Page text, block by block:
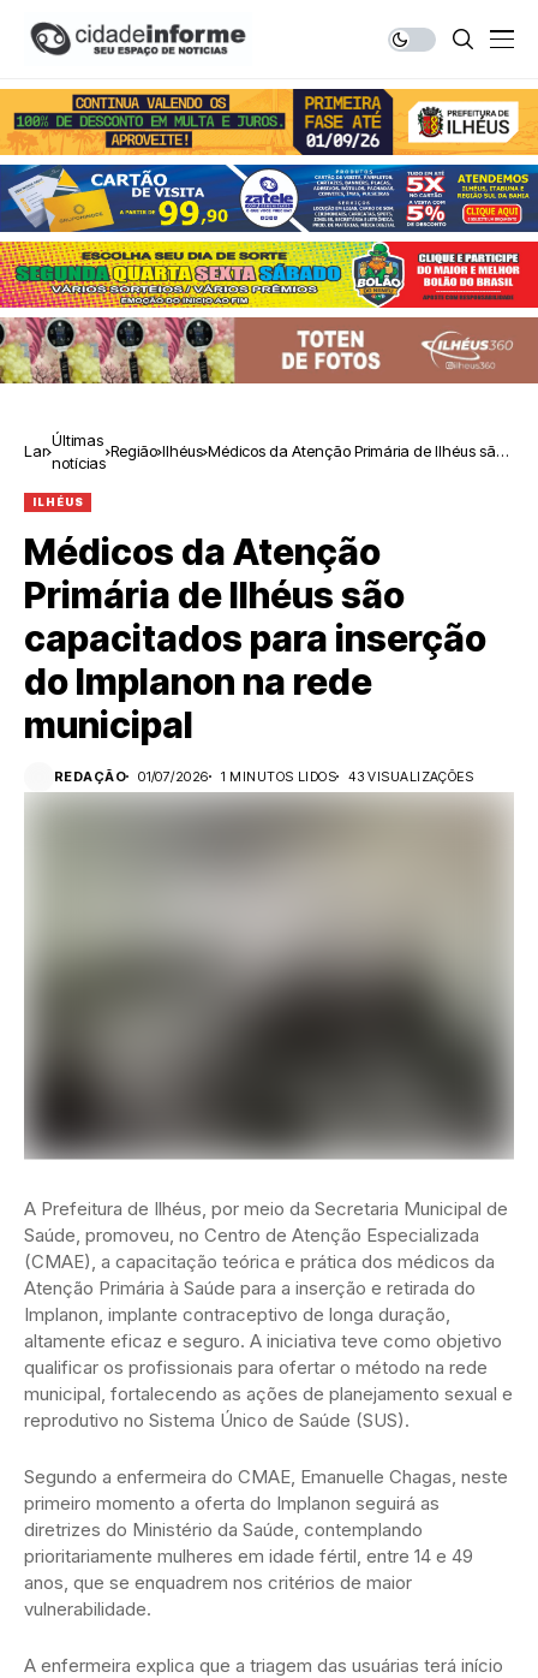
Lar
Últimas
notícias
Região Ilhéus Médicos da Atenção Primária de Ilhéus são
ILHÉUS
Médicos da Atenção
Primária de Ilhéus são
capacitados para inserção
do Implanon na rede
municipal
REDAÇÃO 01/07/2026 1 MINUTOS LIDOS 43 VISUALIZAÇÕES
A Prefeitura de Ilhéus, por meio da Secretaria Municipal de
Saúde, promoveu, no Centro de Atenção Especializada
(CMAE), a capacitação teórica e prática dos médicos da
Atenção Primária à Saúde para a inserção e retirada do
Implanon, implante contraceptivo de longa duração,
altamente eficaz e seguro. A iniciativa teve como objetivo
qualificar os profissionais para ofertar o método na rede
municipal, fortalecendo as ações de planejamento sexual e
reprodutivo no Sistema Único de Saúde (SUS).
Segundo a enfermeira do CMAE, Emanuelle Chagas, neste
primeiro momento a oferta do Implanon seguirá as
diretrizes do Ministério da Saúde, contemplando
prioritariamente mulheres em idade fértil, entre 14 e 49
anos, que se enquadrem nos critérios de maior
vulnerabilidade.
A enfermeira explica que a triagem das usuárias terá início